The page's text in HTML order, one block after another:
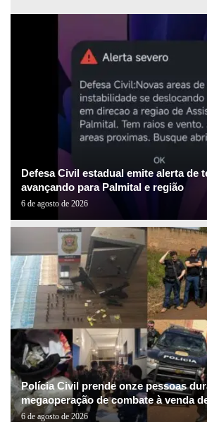
Defesa Civil estadual emite alerta de
avançando para Palmital e região
6 de agosto de 2026
Polícia Civil prende onze pessoas
megaoperação de combate à venda
6 de agosto de 2026